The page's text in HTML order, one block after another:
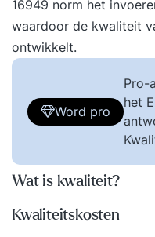
16949 norm het
waardoor de kwaliteit
ontwikkelt.
Word pro
Pro-
het
Wat is kwaliteit?
Kwaliteitskosten